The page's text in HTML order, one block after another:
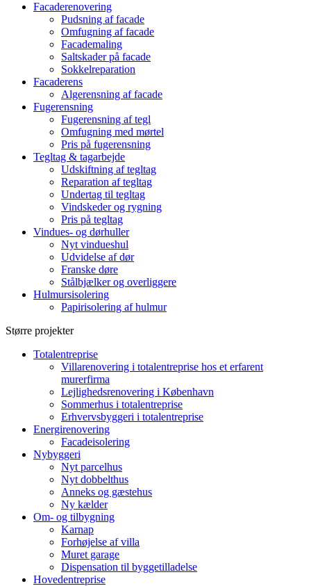
Facaderenovering
Pudsning af facade
Omfugning af facade
Facademaling
Saltskader på facade
Sokkelreparation
Facaderens
Algerensning af facade
Fugerensning
Fugerensning af tegl
Omfugning med mørtel
Pris på fugerensning
Tegltag & tagarbejde
Udskiftning af tegltag
Reparation af tegltag
Undertag til tegltag
Vindskeder og rygning
Pris på tegltag
Vindues- og dørhuller
Nyt vindueshul
Udvidelse af dør
Franske døre
Stålbjælker og overliggere
Hulmursisolering
Papirisolering af hulmur
Større projekter
Totalentreprise
Villarenovering i totalentreprise hos et erfarent
murerfirma
Lejlighedsrenovering i København
Sommerhus i totalentreprise
Erhvervsbyggeri i totalentreprise
Energirenovering
Facadeisolering
Nybyggeri
Nyt parcelhus
Nyt dobbelthus
Anneks og gæstehus
Ny kælder
Om- og tilbygning
Karnap
Forhøjelse af villa
Muret garage
Dispensation til byggetilladelse
Hovedentreprise